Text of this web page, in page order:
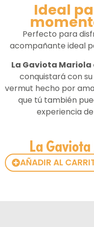
Ideal
Perfecto para
acompañante ideal
La Gaviota Mariola
conquistará con
vermut hecho por
que tú también
experiencia
La
AÑADIR AL